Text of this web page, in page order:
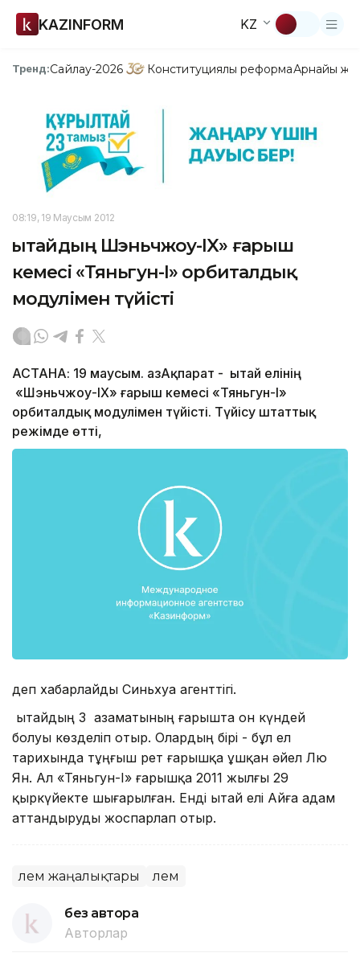
KAZINFORM KZ
Тренд:Сайлау-2026 Конституциялық реформаАрнайы
08:19, 19 Маусым 2012
Қытайдың Шэньчжоу-IX» ғарыш
кемесі «Тяньгун-І» орбиталдық
модулі­мен түйісті
АСТАНА: 19 маусым. ҚазАқпарат - Қытай елінің
«Шэньчжоу-IX» ғарыш кемесі «Тяньгун-І»
орбиталдық модулі­мен түйісті. Түйісу штаттық
режімде өтті,
деп хабарлайды Синьхуа агенттігі.
Қытайдың 3 азаматының ғарышта он күндей
болуы көзделіп отыр. Олардың бірі - бұл ел
тарихында тұңғыш рет ғарышқа ұшқан әйел Лю
Ян. Ал «Тяньгун-І» ғарышқа 2011 жылғы 29
қыркүйекте шығарылған. Енді Қытай елі Айға адам
аттандыруды жоспарлап отыр.
Әлем жаңалықтары Әлем
без автора
Авторлар